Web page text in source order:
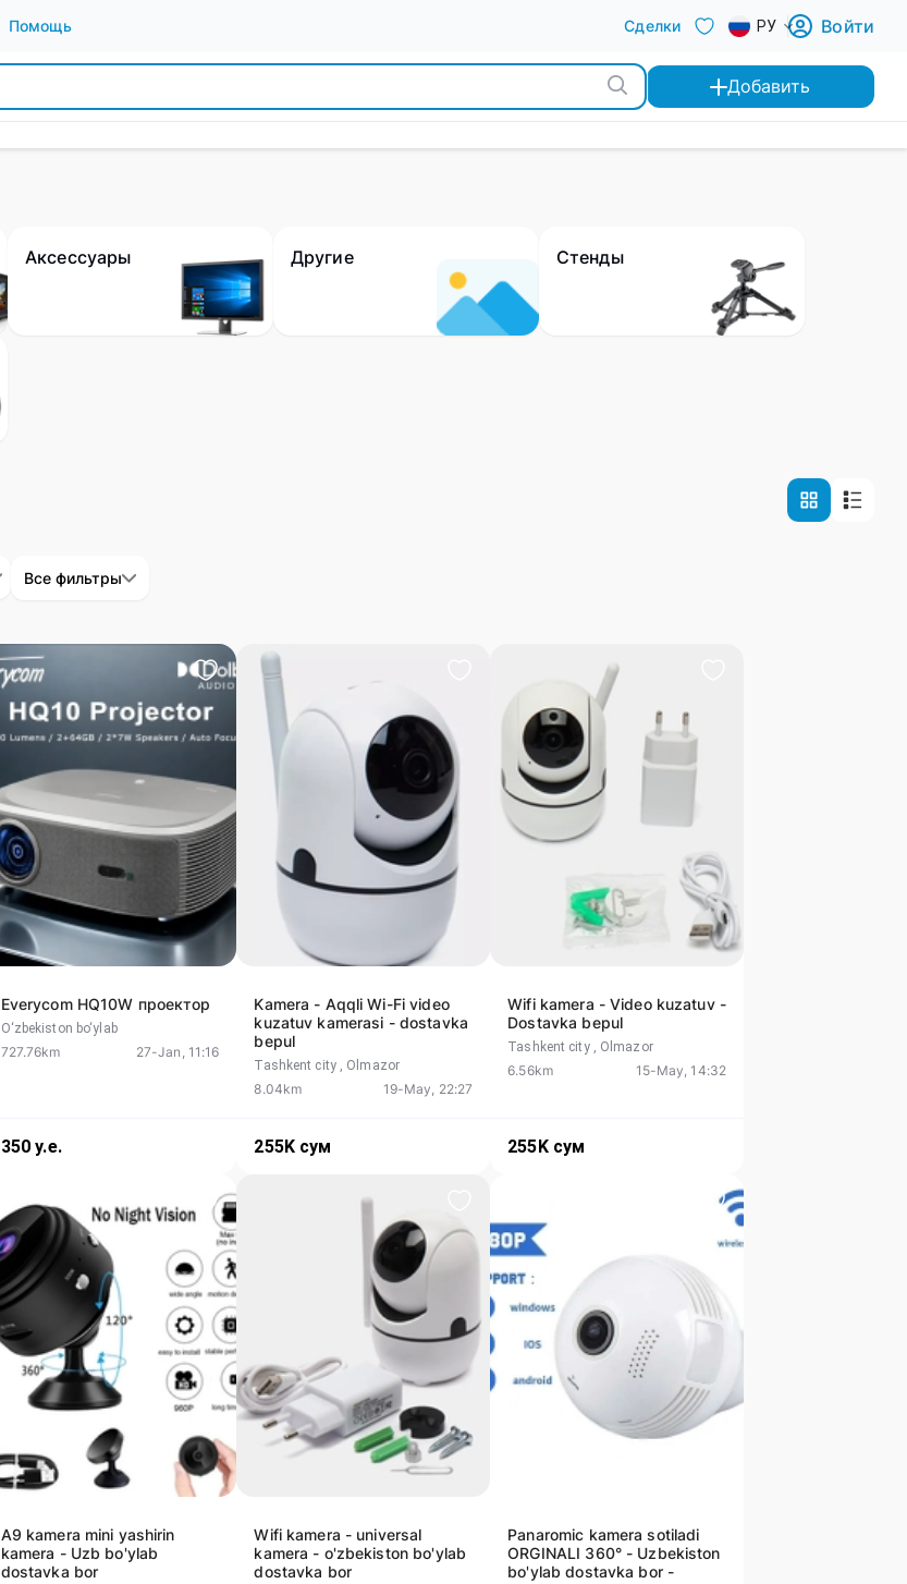
Помощь Сделки РУ Войти
Добавить
Аксессуары Другие Стенды
Все фильтры
Everycom HQ10W проектор
O‘zbekiston bo‘ylab
727.76km 27-Jan, 11:16
350 у.е.
Kamera - Aqqli Wi-Fi video
kuzatuv kamerasi - dostavka
bepul
Tashkent city , Olmazor
8.04km 19-May, 22:27
255K сум
Wifi kamera - Video kuzatuv -
Dostavka bepul
Tashkent city , Olmazor
6.56km 15-May, 14:32
255K сум
A9 kamera mini yashirin
kamera - Uzb bo'ylab
dostavka bor
Wifi kamera - universal
kamera - o'zbekiston bo'ylab
dostavka bor
Panaromic kamera sotiladi
ORGINALI 360° - Uzbekiston
bo'ylab dostavka bor -